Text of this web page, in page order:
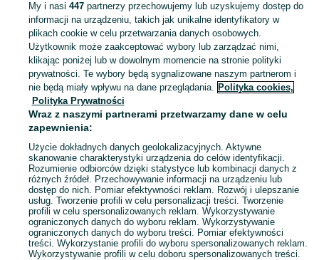
hyundai ix20 rower
Skorzystaj z największego serwisu ogłoszeniowego - Zielin i okolice! Kupuj to, czego pragniesz i sprzedawaj to, czego już nie potrzebujesz! Zobacz
Mapa kategorii
Mapa miejscowości
Mapa ministron
Popularne wyszukiwania
My i nasi 447partnerzy przechowujemy lub uzyskujemy dostęp do
informacji na urządzeniu, takich jak unikalne identyfikatory w
plikach cookie w celu przetwarzania danych osobowych.
Użytkownik może zaakceptować wybory lub zarządzać nimi,
klikając poniżej lub w dowolnym momencie na stronie polityki
prywatności. Te wybory będą sygnalizowane naszym partnerom i
nie będą miały wpływu na dane przeglądania. Polityka cookies,
Polityka Prywatności
Wraz z naszymi partnerami przetwarzamy dane w celu
zapewnienia:
Użycie dokładnych danych geolokalizacyjnych. Aktywne
skanowanie charakterystyki urządzenia do celów identyfikacji.
Rozumienie odbiorców dzięki statystyce lub kombinacji danych z
różnych źródeł. Przechowywanie informacji na urządzeniu lub
dostęp do nich. Pomiar efektywności reklam. Rozwój i ulepszanie
usług. Tworzenie profili w celu personalizacji treści. Tworzenie
profili w celu spersonalizowanych reklam. Wykorzystywanie
ograniczonych danych do wyboru reklam. Wykorzystywanie
ograniczonych danych do wyboru treści. Pomiar efektywności
treści. Wykorzystanie profili do wyboru spersonalizowanych reklam.
Wykorzystywanie profili w celu doboru spersonalizowanych treści.